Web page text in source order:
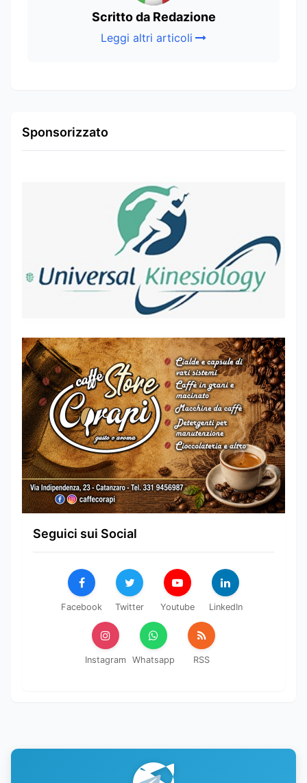
Scritto da Redazione
Leggi altri articoli
Sponsorizzato
Seguici sui Social
Facebook Twitter Youtube LinkedIn
Instagram Whatsapp RSS